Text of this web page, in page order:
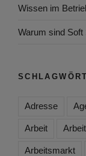
Wissen im
Warum sind
Adresse
Arbeit
Arbeitsmarkt